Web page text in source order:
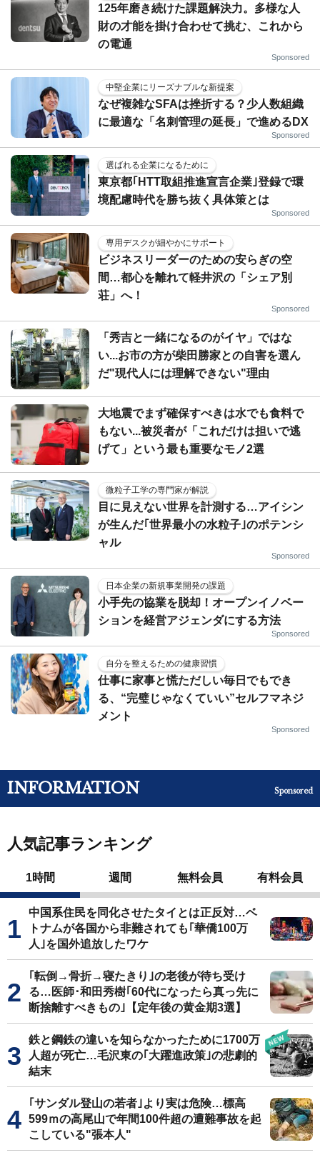
125年磨き続けた課題解決力。多様な人
財の才能を掛け合わせて挑む、これから
の電通
Sponsored
中堅企業にリーズナブルな新提案
なぜ複雑なSFAは挫折する？少人数組織
に最適な「名刺管理の延長」で進めるDX
Sponsored
選ばれる企業になるために
東京都｢HTT取組推進宣言企業｣登録で環
境配慮時代を勝ち抜く具体策とは
Sponsored
専用デスクが細やかにサポート
ビジネスリーダーのための安らぎの空
間…都心を離れて軽井沢の「シェア別
荘」へ！
Sponsored
「秀吉と一緒になるのがイヤ」ではな
い...お市の方が柴田勝家との自害を選ん
だ"現代人には理解できない"理由
大地震でまず確保すべきは水でも食料で
もない...被災者が「これだけは担いで逃
げて」という最も重要なモノ2選
微粒子工学の専門家が解説
目に見えない世界を計測する…アイシン
が生んだ｢世界最小の水粒子｣のポテンシ
ャル
Sponsored
日本企業の新規事業開発の課題
小手先の協業を脱却！オープンイノベー
ションを経営アジェンダにする方法
Sponsored
自分を整えるための健康習慣
仕事に家事と慌ただしい毎日でもでき
る、“完璧じゃなくていい”セルフマネジ
メント
Sponsored
INFORMATION Sponsored
人気記事ランキング
1時間 週間 無料会員 有料会員
中国系住民を同化させたタイとは正反対…ベ
トナムが各国から非難されても｢華僑100万
人｣を国外追放したワケ
｢転倒→骨折→寝たきり｣の老後が待ち受け
る…医師･和田秀樹｢60代になったら真っ先に
断捨離すべきもの｣【定年後の黄金期3選】
鉄と鋼鉄の違いを知らなかったために1700万
人超が死亡…毛沢東の｢大躍進政策｣の悲劇的
結末
｢サンダル登山の若者｣より実は危険…標高
599ｍの高尾山で年間100件超の遭難事故を起
こしている"張本人"